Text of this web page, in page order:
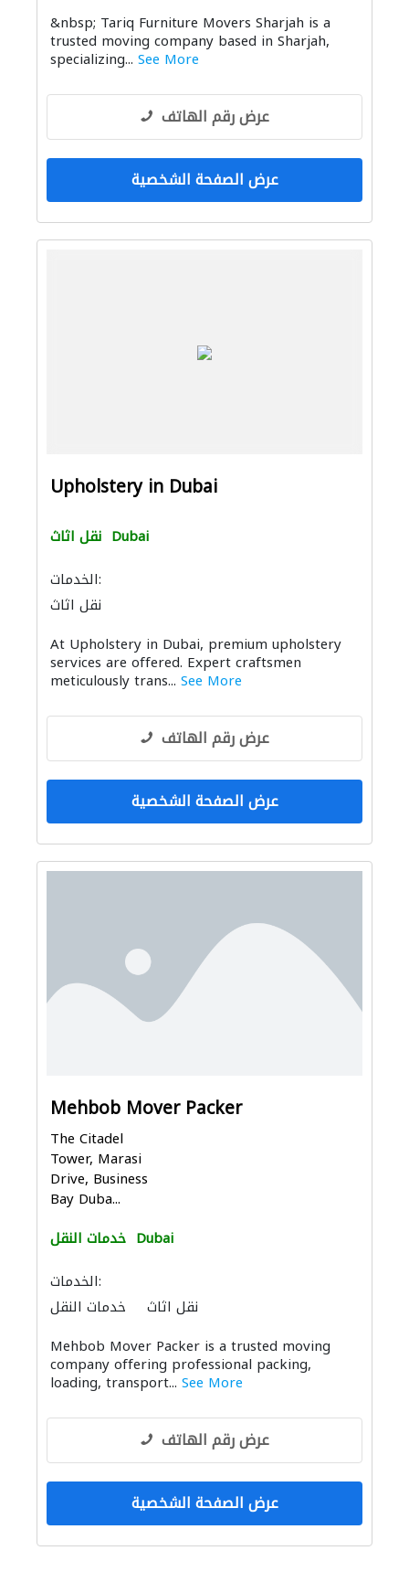
&nbsp; Tariq Furniture Movers Sharjah is a
trusted moving company based in Sharjah,
specializing... See More
عرض رقم الهاتف
عرض الصفحة الشخصية
Upholstery in Dubai
نقل اثاث Dubai
الخدمات:
نقل اثاث
At Upholstery in Dubai, premium upholstery
services are offered. Expert craftsmen
meticulously trans... See More
عرض رقم الهاتف
عرض الصفحة الشخصية
Mehbob Mover Packer
The Citadel
Tower, Marasi
Drive, Business
Bay Duba...
خدمات النقل Dubai
الخدمات:
خدمات النقل
نقل اثاث
Mehbob Mover Packer is a trusted moving
company offering professional packing,
loading, transport... See More
عرض رقم الهاتف
عرض الصفحة الشخصية